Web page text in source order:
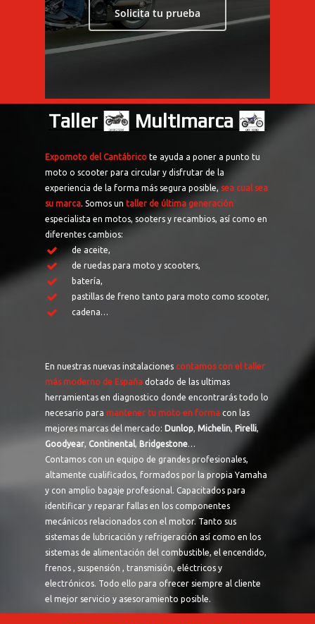
Solicita tu prueba
Taller Multimarca
Expomoto del Cantábrico te ayuda a poner a punto tu
moto o scooter para circular y disfrutar de la
experiencia de la forma más segura posible,sea cual sea
su marca. Somos untaller de última generación
especialista en motos, sooters y recambios, así como en
diferentes cambios:
de aceite,
de ruedas para moto y scooters,
batería,
pastillas de freno tanto para moto como scooter,
cadena…
En nuestras nuevas instalaciones contamos con el taller
más moderno de España dotado de las ultimas
herramientas en diagnostico donde encontrarás todo lo
necesario paramantener tu moto en forma con las
mejores marcas del mercado:Dunlop,Michelin, Pirelli,
Goodyear, Continental,Bridgestone…
Contamos con un equipo de grandes profesionales,
altamente cualificados, formados por la propia Yamaha
y con amplio bagaje profesional. Capacitados para
identificar y reparar fallas en los componentes
mecánicos relacionados con el motor. Tanto sus
sistemas de lubricación y refrigeración así como en los
sistemas de alimentación del combustible, el encendido,
frenos , suspensión , transmisión, eléctricos y
electrónicos. Todo ello para ofrecer siempre al cliente
el mejor servicio y asesoramiento posible.